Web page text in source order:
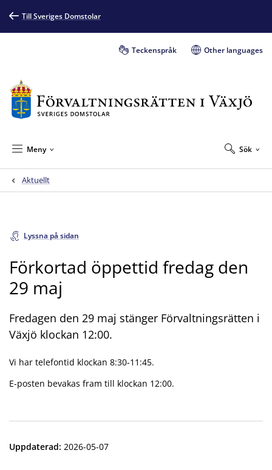
Till Sveriges Domstolar
Teckenspråk Other languages
Sök
Meny
Aktuellt
Lyssna på sidan
Förkortad öppettid fredag den
29 maj
Fredagen den 29 maj stänger Förvaltningsrätten i
Växjö klockan 12:00.
Vi har telefontid klockan 8:30-11:45.
E-posten bevakas fram till klockan 12:00.
Uppdaterad: 2026-05-07